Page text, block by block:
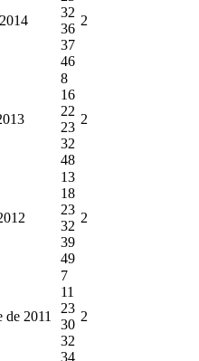
32
36
37
46
2
8
16
22
23
32
48
2
13
18
23
32
39
49
2
de 2011
7
11
23
30
32
34
2